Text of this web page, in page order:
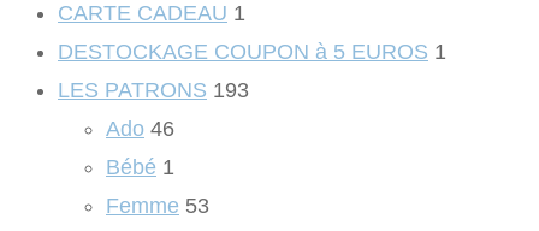
CARTE CADEAU 1
DESTOCKAGE COUPON à 5 EUROS 1
LES PATRONS 193
Ado 46
Bébé 1
Femme 53